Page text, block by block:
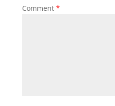
Comment *